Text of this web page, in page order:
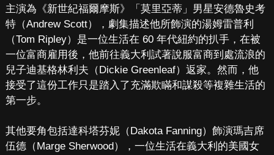
主演為《新世紀福爾摩斯》「莫里亞蒂」男星安德魯史考
特（Andrew Scott），劇集描述他所飾演的湯姆雷普利
（Tom Ripley）是一位生活在 60 年代紐約的扒手，在被
一位富商雇用後，他前往義大利試著說服富商到處流浪的
兒子迪基格林利夫（Dickie Greenleaf）返家。然而，他
接受了這份工作只是踏入了充滿欺瞞和謀殺等複雜生活的
第一步。
其他要角包括達科塔芬妮（Dakota Fanning）飾演瑪吉席
伍德（Marge Sherwood），一位生活在義大利的美國女